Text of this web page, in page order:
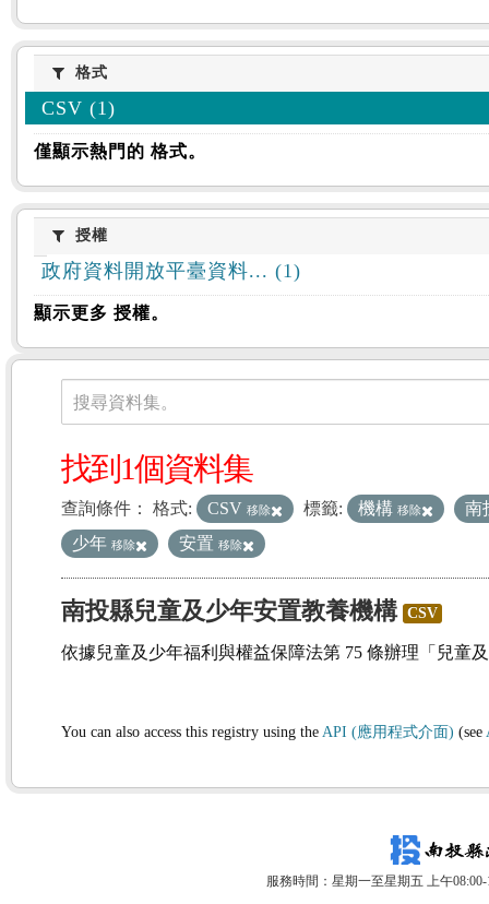
格式格式
CSV (1)
僅顯示熱門的 格式。
授權授權
政府資料開放平臺資料... (1)
顯示更多 授權。
資料集
搜尋資料集。
找到1個資料集
查詢條件： 格式: CSV 移除 標籤: 機構 移除
南
少年 移除 安置 移除
南投縣兒童及少年安置教養機構 CSV
依據兒童及少年福利與權益保障法第 75 條辦理「兒童
You can also access this registry using the API (應用程式介面) (see
服務時間：星期一至星期五 上午